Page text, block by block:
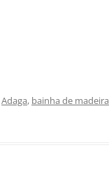
Adaga, bainha de madeira